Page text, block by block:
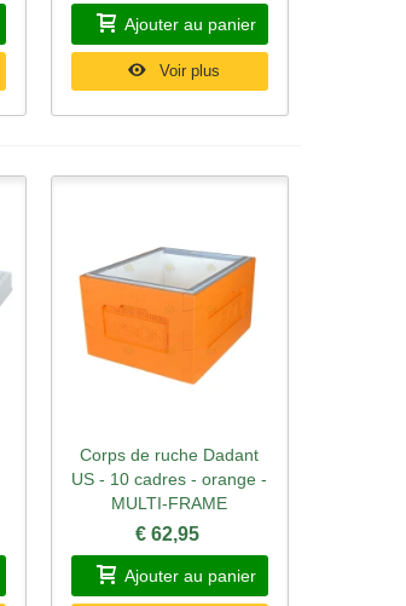
Ajouter au panier
Voir plus
Aperçu rapide
Corps de ruche Dadant
US - 10 cadres - orange -
MULTI-FRAME
€ 62,95
Ajouter au panier